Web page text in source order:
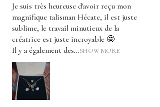
Je suis très heureuse d'avoir reçu mon
magnifique talisman Hécate, il est juste
sublime, le travail minutieux de la
créatrice est juste incroyable 🤩
Il y a également des...SHOW MORE